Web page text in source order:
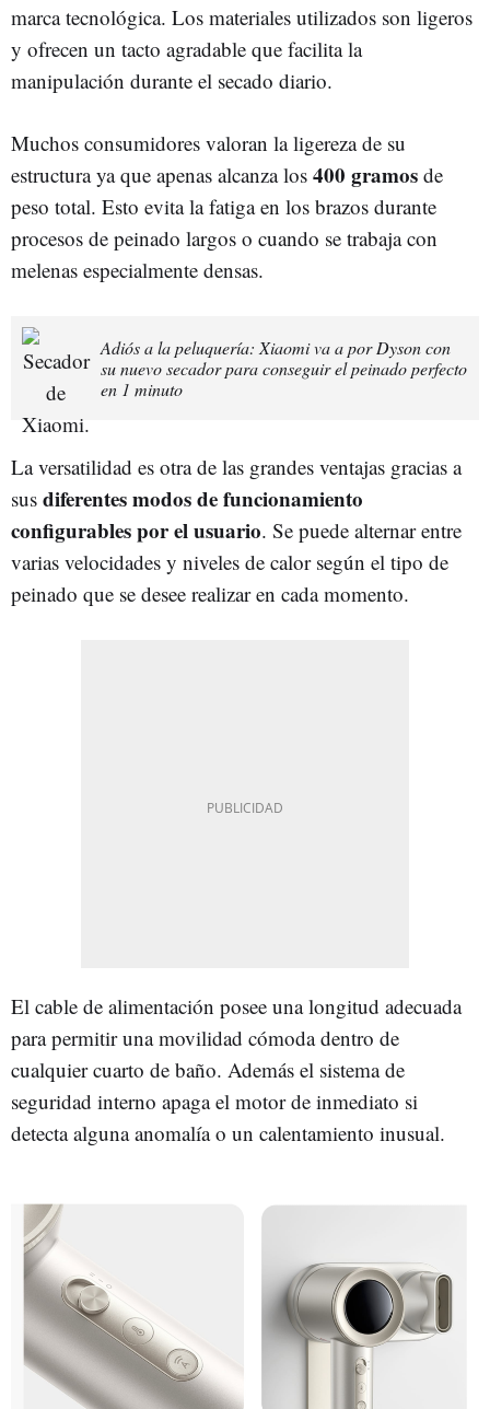
marca tecnológica. Los materiales utilizados son ligeros
y ofrecen un tacto agradable que facilita la
manipulación durante el secado diario.
Muchos consumidores valoran la ligereza de su
estructura ya que apenas alcanza los 400 gramos de
peso total. Esto evita la fatiga en los brazos durante
procesos de peinado largos o cuando se trabaja con
melenas especialmente densas.
Adiós a la peluquería: Xiaomi va a por Dyson con
su nuevo secador para conseguir el peinado perfecto
en 1 minuto
La versatilidad es otra de las grandes ventajas gracias a
sus diferentes modos de funcionamiento
configurables por el usuario. Se puede alternar entre
varias velocidades y niveles de calor según el tipo de
peinado que se desee realizar en cada momento.
El cable de alimentación posee una longitud adecuada
para permitir una movilidad cómoda dentro de
cualquier cuarto de baño. Además el sistema de
seguridad interno apaga el motor de inmediato si
detecta alguna anomalía o un calentamiento inusual.